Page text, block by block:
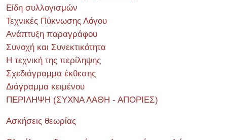
Είδη συλλογισμών
Τεχνικές Πύκνωσης Λόγου
Ανάπτυξη παραγράφου
Συνοχή και Συνεκτικότητα
Η τεχνική της περίληψης
Σχεδιάγραμμα έκθεσης
Διάγραμμα κειμένου
ΠΕΡΙΛΗΨΗ (ΣΥΧΝΑ ΛΑΘΗ - ΑΠΟΡΙΕΣ)
Ασκήσεις θεωρίας